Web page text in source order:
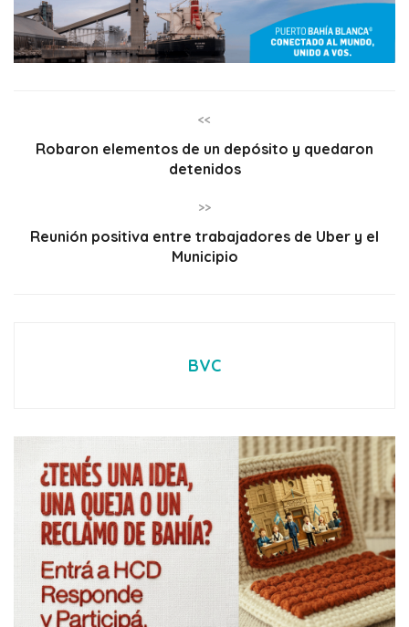
<<
Robaron elementos de un depósito y quedaron
detenidos
>>
Reunión positiva entre trabajadores de Uber y el
Municipio
BVC